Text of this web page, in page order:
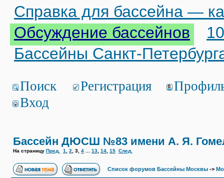
Справка для бассейна —
Обсуждение бассейнов
Бассейны Санкт-
Поиск Регистрация
Вход
Бассейн ДЮСШ №83 имени А. Я.
На страницу Пред. 1 2 3 4 13 14 15 След.
Список форумов Бассейны Москвы ->